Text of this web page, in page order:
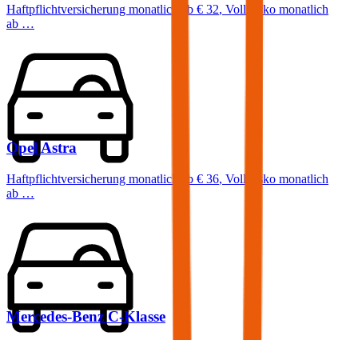
Haftpflichtversicherung monatlich ab € 32, Vollkasko monatlich
ab …
Opel Astra
Haftpflichtversicherung monatlich ab € 36, Vollkasko monatlich
ab …
Mercedes-Benz C-Klasse